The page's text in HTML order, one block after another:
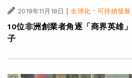
2019年11月18日 | 全球化·可持續發展
10位非洲創業者角逐「商界英雄
子